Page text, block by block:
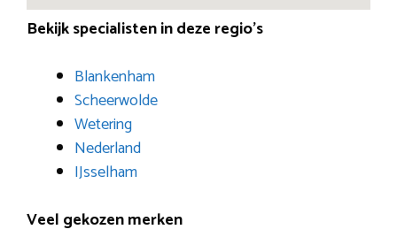
Bekijk specialisten in deze regio’s
Blankenham
Scheerwolde
Wetering
Nederland
IJsselham
Veel gekozen merken